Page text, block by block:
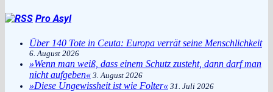
Pro Asyl
Über 140 Tote in Ceuta: Europa verrät seine Menschlichkeit
6. August 2026
»Wenn man weiß, dass einem Schutz zusteht, dann darf man
nicht aufgeben« 3. August 2026
»Diese Ungewissheit ist wie Folter« 31. Juli 2026